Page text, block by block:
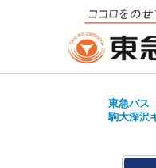
東急バス
駒大深沢